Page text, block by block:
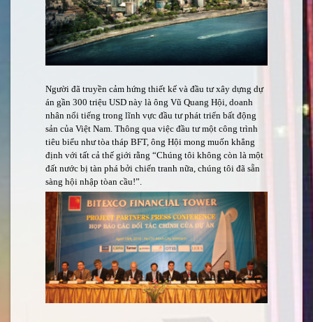
Người đã truyền cảm hứng thiết kế và đầu tư xây dựng dự
án gần 300 triệu USD này là ông Vũ Quang Hội, doanh
nhân nổi tiếng trong lĩnh vực đầu tư phát triển bất động
sản của Việt Nam. Thông qua việc đầu tư một công trình
tiêu biểu như tòa tháp BFT, ông Hội mong muốn khẳng
định với tất cả thế giới rằng “Chúng tôi không còn là một
đất nước bị tàn phá bởi chiến tranh nữa, chúng tôi đã sẵn
sàng hội nhập tòan cầu!”.